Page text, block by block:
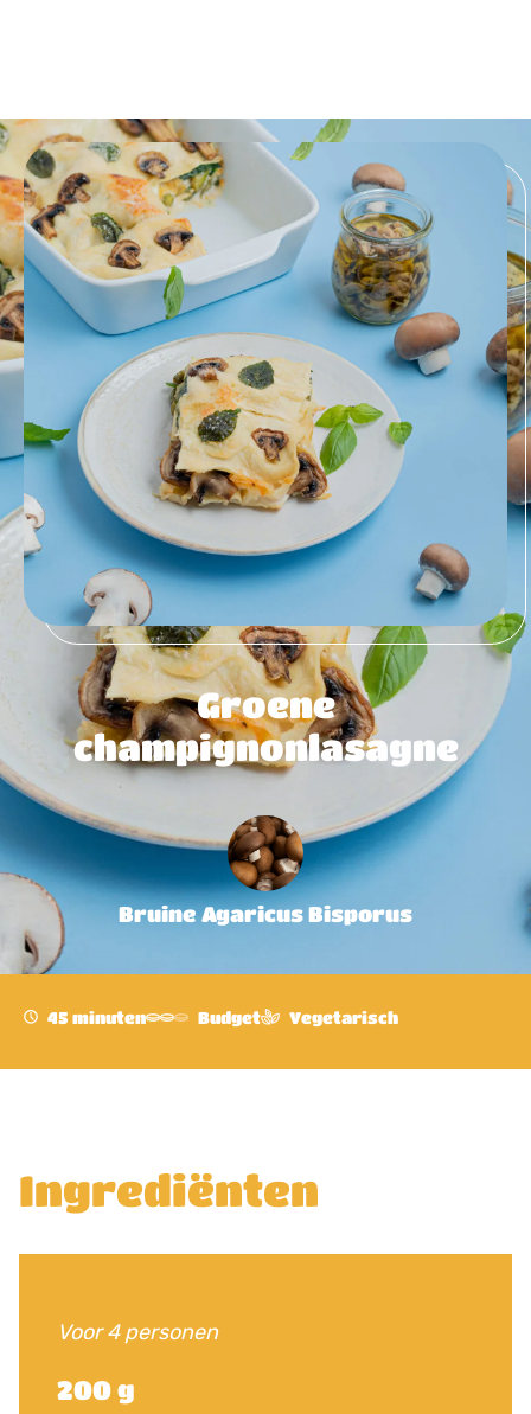
Groene
champignonlasagne
Bruine Agaricus Bisporus
45 minuten Budget Vegetarisch
Ingrediënten
Voor 4 personen
200 g